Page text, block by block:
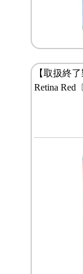
【取扱終
Retina Red